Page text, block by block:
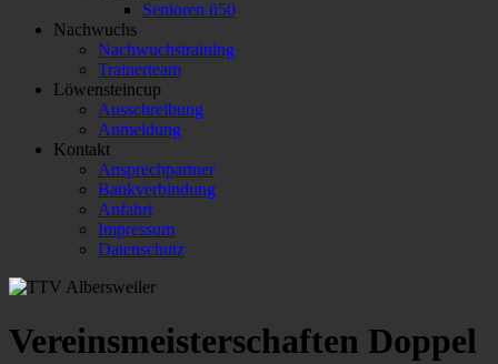
Senioren ü50
Nachwuchs
Nachwuchstraining
Trainerteam
Löwensteincup
Ausschreibung
Anmeldung
Kontakt
Ansprechpartner
Bankverbindung
Anfahrt
Impressum
Datenschutz
Vereinsmeisterschaften Doppel